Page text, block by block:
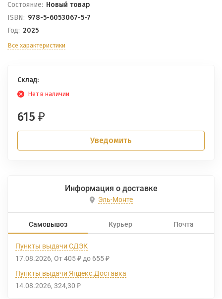
Состояние: Новый товар
ISBN: 978-5-6053067-5-7
Год: 2025
Все характеристики
Склад:
Нет в наличии
615 ₽
Уведомить
Информация о доставке
Эль-Монте
Самовывоз Курьер Почта
Пункты выдачи СДЭК
17.08.2026 От 405 ₽ до 655 ₽
Пункты выдачи Яндекс.Доставка
14.08.2026 324,30 ₽